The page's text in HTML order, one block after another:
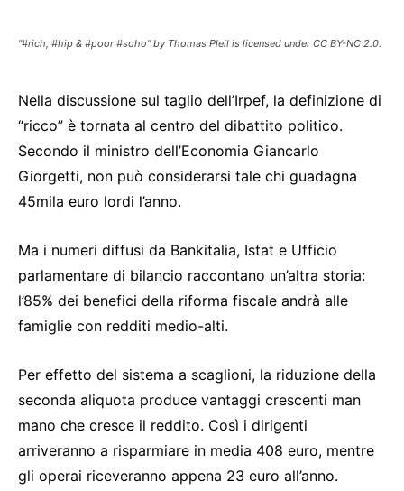
"#rich, #hip & #poor #soho" by Thomas Pleil is licensed under CC BY-NC 2.0.
Nella discussione sul taglio dell’Irpef, la definizione di
“ricco” è tornata al centro del dibattito politico.
Secondo il ministro dell’Economia Giancarlo
Giorgetti, non può considerarsi tale chi guadagna
45mila euro lordi l’anno.
Ma i numeri diffusi da Bankitalia, Istat e Ufficio
parlamentare di bilancio raccontano un’altra storia:
l’85% dei benefici della riforma fiscale andrà alle
famiglie con redditi medio-alti.
Per effetto del sistema a scaglioni, la riduzione della
seconda aliquota produce vantaggi crescenti man
mano che cresce il reddito. Così i dirigenti
arriveranno a risparmiare in media 408 euro, mentre
gli operai riceveranno appena 23 euro all’anno.